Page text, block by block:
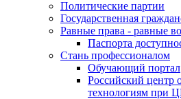
Политические партии
Государственная
Равные права - равные
Паспорта
Стань профессионалом
Обучающий портал
Российский центр
технологиям при